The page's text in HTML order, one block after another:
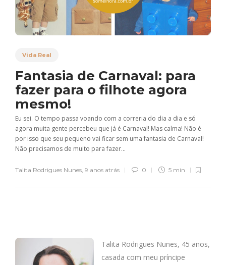
Vida Real
Fantasia de Carnaval: para
fazer para o filhote agora
mesmo!
Eu sei. O tempo passa voando com a correria do dia a dia e só
agora muita gente percebeu que já é Carnaval! Mas calma! Não é
por isso que seu pequeno vai ficar sem uma fantasia de Carnaval!
Não precisamos de muito para fazer...
Talita Rodrigues Nunes, 9 anos atrás 0 5 min
Talita Rodrigues Nunes, 45 anos,
casada com meu príncipe